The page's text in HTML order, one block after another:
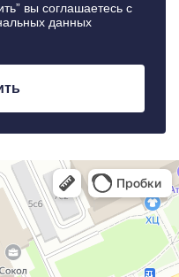
вы соглашаетесь c
данных